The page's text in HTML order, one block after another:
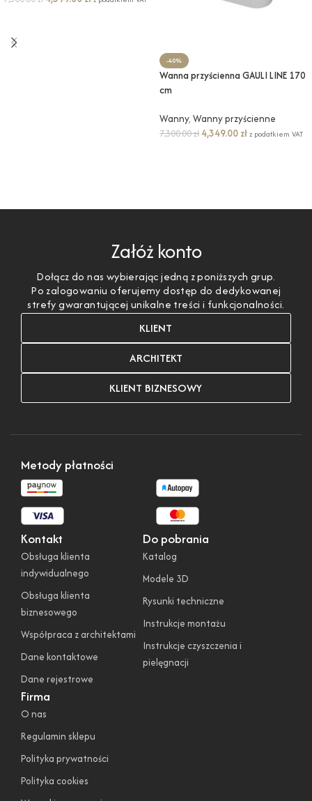
-40%
Wanna przyścienna GAULI LINE 170
cm
Wanny, Wanny przyścienne
7,300.00zł 4,349.00 złz podatkiem VAT
Załóż konto
Dołącz do nas wybierając jedną z poniższych grup.
Po zalogowaniu oferujemy dostęp do dedykowanej
strefy gwarantującej unikalne treści i funkcjonalności.
KLIENT
ARCHITEKT
KLIENT BIZNESOWY
Firma
O nas
Regulamin sklepu
Polityka prywatności
Polityka cookies
Kontakt
Obsługa klienta
indywidualnego
Obsługa klienta
biznesowego
Współpraca z architektami
Dane kontaktowe
Dane rejestrowe
Do pobrania
Katalog
Modele 3D
Rysunki techniczne
Instrukcje montażu
Instrukcje czyszczenia i
pielęgnacji
Metody płatności